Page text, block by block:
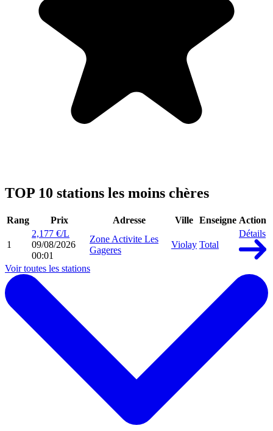
TOP 10 stations les moins chères
Rang Prix Adresse Ville Enseigne Action
1
2,177 €/L
09/08/2026
00:01
Zone Activite Les
Gageres
Violay Total
Détails
Voir toutes les stations